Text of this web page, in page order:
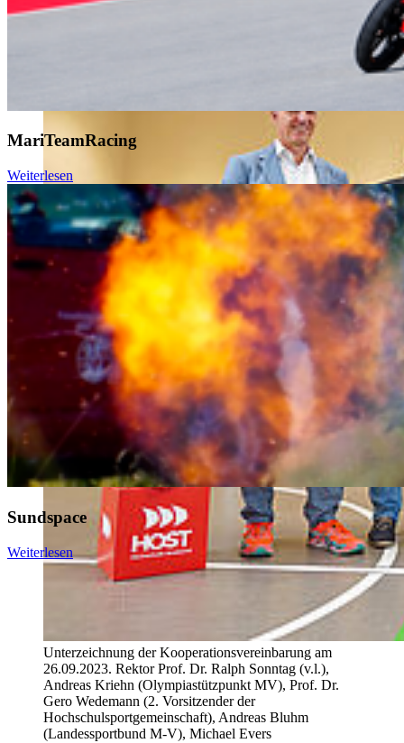
MariTeamRacing
Weiterlesen
Sundspace
Weiterlesen
Unterzeichnung der Kooperationsvereinbarung am
26.09.2023. Rektor Prof. Dr. Ralph Sonntag (v.l.),
Andreas Kriehn (Olympiastützpunkt MV), Prof. Dr.
Gero Wedemann (2. Vorsitzender der
Hochschulsportgemeinschaft), Andreas Bluhm
(Landessportbund M-V), Michael Evers